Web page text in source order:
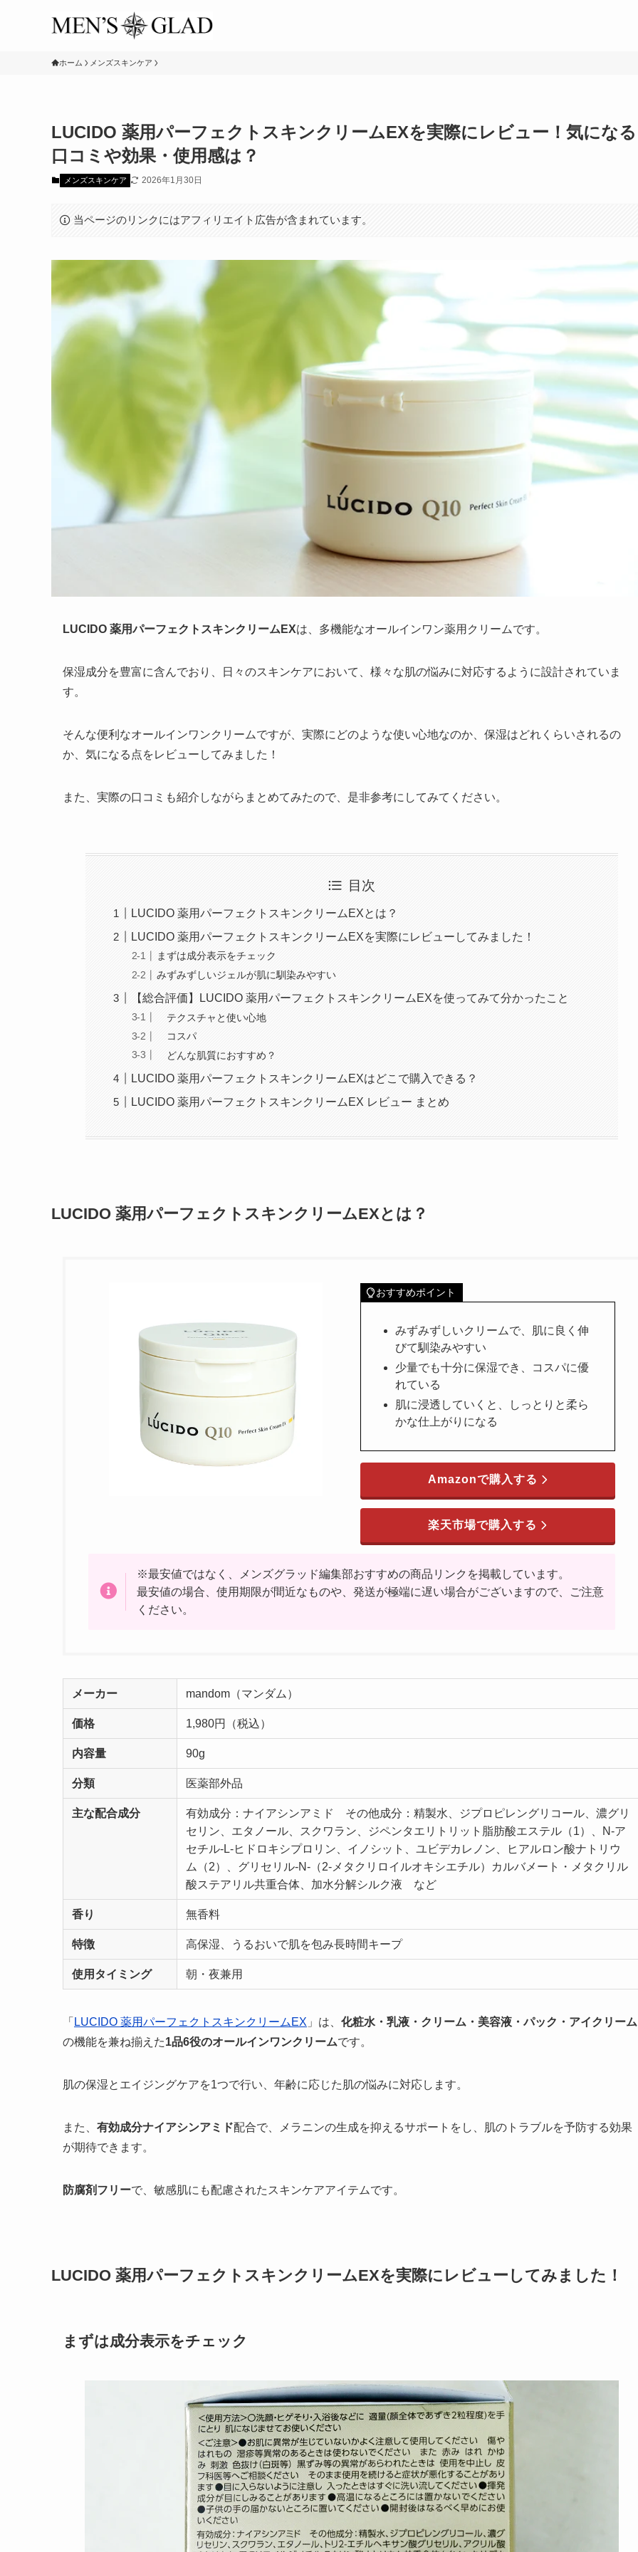
ホーム メンズスキンケア
LUCIDO 薬用パーフェクトスキンクリームEXを実際にレビュー！気になる
口コミや効果・使用感は？
メンズスキンケア 2026年1月30日
当ページのリンクにはアフィリエイト広告が含まれています。
LUCIDO 薬用パーフェクトスキンクリームEXは、多機能なオールインワン薬用クリームです。
保湿成分を豊富に含んでおり、日々のスキンケアにおいて、様々な肌の悩みに対応するように設計されていま
す。
そんな便利なオールインワンクリームですが、実際にどのような使い心地なのか、保湿はどれくらいされるの
か、気になる点をレビューしてみました！
また、実際の口コミも紹介しながらまとめてみたので、是非参考にしてみてください。
目次
LUCIDO 薬用パーフェクトスキンクリームEXとは？
LUCIDO 薬用パーフェクトスキンクリームEXを実際にレビューしてみました！
まずは成分表示をチェック
みずみずしいジェルが肌に馴染みやすい
【総合評価】LUCIDO 薬用パーフェクトスキンクリームEXを使ってみて分かったこと
テクスチャと使い心地
コスパ
どんな肌質におすすめ？
LUCIDO 薬用パーフェクトスキンクリームEXはどこで購入できる？
LUCIDO 薬用パーフェクトスキンクリームEX レビュー まとめ
LUCIDO 薬用パーフェクトスキンクリームEXとは？
おすすめポイント
みずみずしいクリームで、肌に良く伸
びて馴染みやすい
少量でも十分に保湿でき、コスパに優
れている
肌に浸透していくと、しっとりと柔ら
かな仕上がりになる
Amazonで購入する
楽天市場で購入する
※最安値ではなく、メンズグラッド編集部おすすめの商品リンクを掲載しています。
最安値の場合、使用期限が間近なものや、発送が極端に遅い場合がございますので、ご注意
ください。
メーカー mandom（マンダム）
価格 1,980円（税込）
内容量 90g
分類 医薬部外品
主な配合成分
有効成分：ナイアシンアミド その他成分：精製水、ジプロピレングリコール、濃グリ
セリン、エタノール、スクワラン、ジペンタエリトリット脂肪酸エステル（1）、N-ア
セチル-L-ヒドロキシプロリン、イノシット、ユビデカレノン、ヒアルロン酸ナトリウ
ム（2）、グリセリル-N-（2-メタクリロイルオキシエチル）カルバメート・メタクリル
酸ステアリル共重合体、加水分解シルク液 など
香り 無香料
特徴 高保湿、うるおいで肌を包み長時間キープ
使用タイミング 朝・夜兼用
「 LUCIDO 薬用パーフェクトスキンクリームEX 」は、 化粧水・乳液・クリーム・美容液・パック・アイクリーム
の機能を兼ね揃えた1品6役のオールインワンクリームです。
肌の保湿とエイジングケアを1つで行い、年齢に応じた肌の悩みに対応します。
また、 有効成分ナイアシンアミド配合で、メラニンの生成を抑えるサポートをし、肌のトラブルを予防する効果
が期待できます。
防腐剤フリーで、敏感肌にも配慮されたスキンケアアイテムです。
LUCIDO 薬用パーフェクトスキンクリームEXを実際にレビューしてみました！
まずは成分表示をチェック